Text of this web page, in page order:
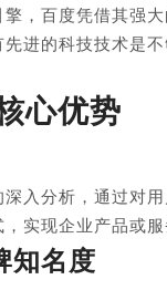
，百度凭借其强
进的科技技术是
心优势
入分析，通过对
实现企业产品或
知名度